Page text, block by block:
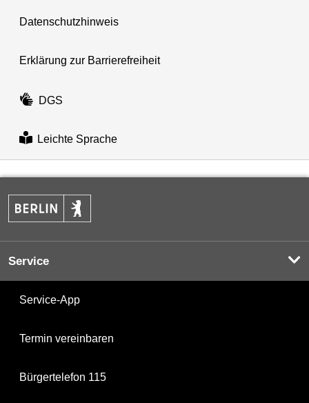
Datenschutzhinweis
Erklärung zur Barrierefreiheit
DGS
Leichte Sprache
Service
Service-App
Termin vereinbaren
Bürgertelefon 115